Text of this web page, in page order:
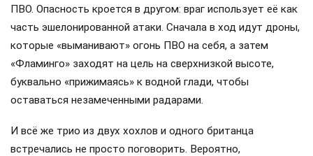
ПВО. Опасность кроется в другом: враг использует её как
часть эшелонированной атаки. Сначала в ход идут дроны,
которые «выманивают» огонь ПВО на себя, а затем
«Фламинго» заходят на цель на сверхнизкой высоте,
буквально «прижимаясь» к водной глади, чтобы
оставаться незамеченными радарами.
И всё же трио из двух хохлов и одного британца
встречались не просто поговорить. Вероятно,